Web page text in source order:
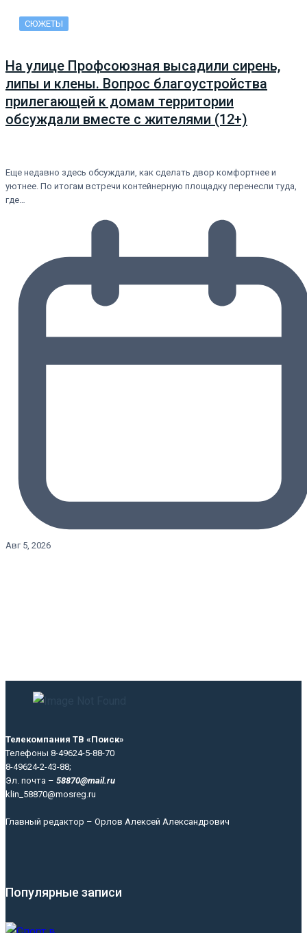
СЮЖЕТЫ
На улице Профсоюзная высадили сирень,
липы и клены. Вопрос благоустройства
прилегающей к домам территории
обсуждали вместе с жителями (12+)
Еще недавно здесь обсуждали, как сделать двор комфортнее и
уютнее. По итогам встречи контейнерную площадку перенесли туда,
где…
Авг 5, 2026
Телекомпания ТВ «Поиск»
Телефоны 8-49624-5-88-70
8-49624-2-43-88;
Эл. почта – 58870@mail.ru
klin_58870@mosreg.ru
Главный редактор – Орлов Алексей Александрович
Популярные записи